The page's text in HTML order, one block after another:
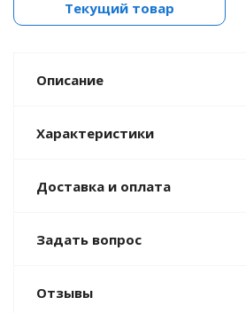
Текущий товар
Описание
Характеристики
Доставка и оплата
Задать вопрос
Отзывы